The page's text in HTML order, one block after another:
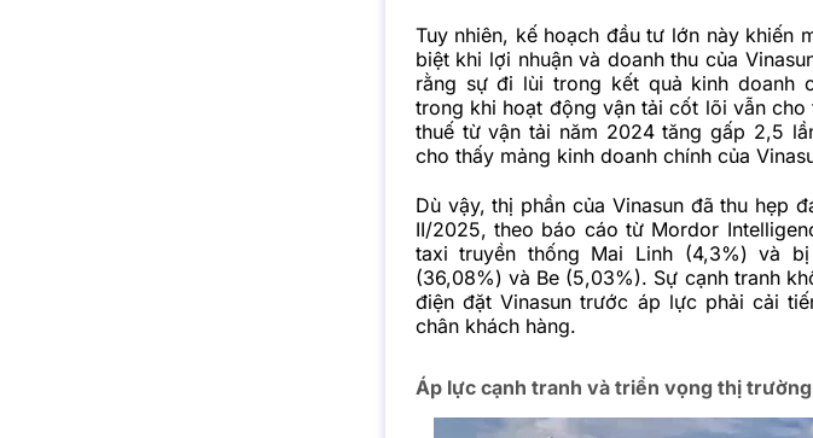
Tuy nhiên, kế hoạch đầu tư lớn này khiến
biệt khi lợi nhuận và doanh thu của
rằng sự đi lùi trong kết quả kinh doanh
trong khi hoạt động vận tải cốt lõi vẫn
thuế từ vận tải năm 2024 tăng gấp 2,5
cho thấy mảng kinh doanh chính của
Dù vậy, thị phần của Vinasun đã thu hẹp
II/2025, theo báo cáo từ Mordor
taxi truyền thống Mai Linh (4,3%) và
(36,08%) và Be (5,03%). Sự cạnh tranh
điện đặt Vinasun trước áp lực phải cải
chân khách hàng.
Áp lực cạnh tranh và triển vọng thị trường